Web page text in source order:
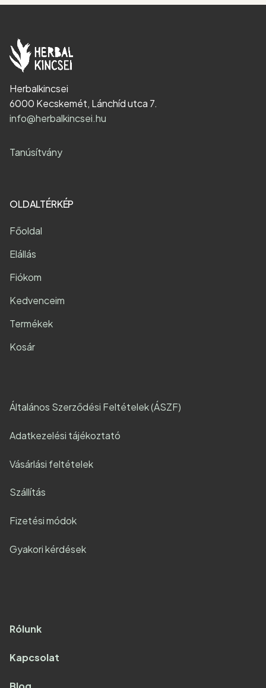
Herbalkincsei
6000 Kecskemét, Lánchíd utca 7.
info@herbalkincsei.hu
Tanúsítvány
OLDALTÉRKÉP
Főoldal
Elállás
Fiókom
Kedvenceim
Termékek
Kosár
Általános Szerződési Feltételek (ÁSZF)
Adatkezelési tájékoztató
Vásárlási feltételek
Szállítás
Fizetési módok
Gyakori kérdések
Rólunk
Kapcsolat